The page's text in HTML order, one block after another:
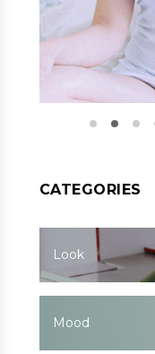
CATEGORIES
Look
Mood